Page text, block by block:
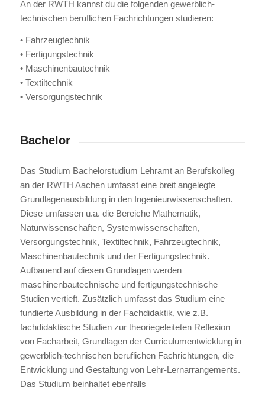
An der RWTH kannst du die folgenden gewerblich-
technischen beruflichen Fachrichtungen studieren:
• Fahrzeugtechnik
• Fertigungstechnik
• Maschinenbautechnik
• Textiltechnik
• Versorgungstechnik
Bachelor
Das Studium Bachelorstudium Lehramt an Berufskolleg
an der RWTH Aachen umfasst eine breit angelegte
Grundlagenausbildung in den Ingenieurwissenschaften.
Diese umfassen u.a. die Bereiche Mathematik,
Naturwissenschaften, Systemwissenschaften,
Versorgungstechnik, Textiltechnik, Fahrzeugtechnik,
Maschinenbautechnik und der Fertigungstechnik.
Aufbauend auf diesen Grundlagen werden
maschinenbautechnische und fertigungstechnische
Studien vertieft. Zusätzlich umfasst das Studium eine
fundierte Ausbildung in der Fachdidaktik, wie z.B.
fachdidaktische Studien zur theoriegeleiteten Reflexion
von Facharbeit, Grundlagen der Curriculumentwicklung in
gewerblich-technischen beruflichen Fachrichtungen, die
Entwicklung und Gestaltung von Lehr-Lernarrangements.
Das Studium beinhaltet ebenfalls